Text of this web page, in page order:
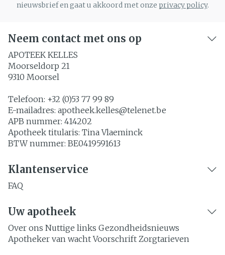
nieuwsbrief en gaat u akkoord met onze privacy policy.
Neem contact met ons op
APOTEEK KELLES
Moorseldorp 21
9310 Moorsel
Telefoon: +32 (0)53 77 99 89
E-mailadres: apotheek.kelles@telenet.be
APB nummer: 414202
Apotheek titularis: Tina Vlaeminck
BTW nummer: BE0419591613
Klantenservice
FAQ
Uw apotheek
Over ons Nuttige links Gezondheidsnieuws
Apotheker van wacht Voorschrift Zorgtarieven